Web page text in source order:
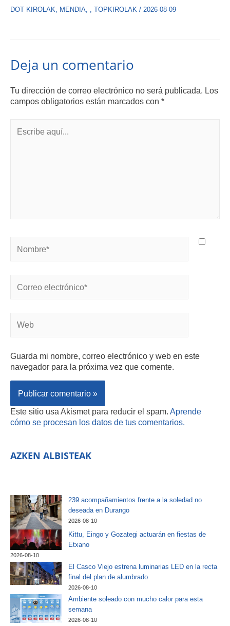
DOT KIROLAK MENDIA TOPKIROLAK / 2026-08-09
Deja un comentario
Tu dirección de correo electrónico no será publicada. Los
campos obligatorios están marcados con *
Guarda mi nombre, correo electrónico y web en este
navegador para la próxima vez que comente.
Este sitio usa Akismet para reducir el spam. Aprende
cómo se procesan los datos de tus comentarios.
AZKEN ALBISTEAK
239 acompañamientos frente a la soledad no
deseada en Durango
2026-08-10
Kittu, Eingo y Gozategi actuarán en fiestas de
Etxano
2026-08-10
El Casco Viejo estrena luminarias LED en la recta
final del plan de alumbrado
2026-08-10
Ambiente soleado con mucho calor para esta
semana
2026-08-10